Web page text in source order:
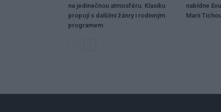
na jedinečnou atmosféru. Klasiku
propojí s dalšími žánry i rodinným
programem
nabídne
Marii